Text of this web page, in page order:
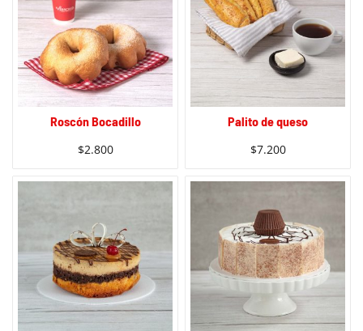
Roscón Bocadillo
$2.800
Palito de queso
$7.200